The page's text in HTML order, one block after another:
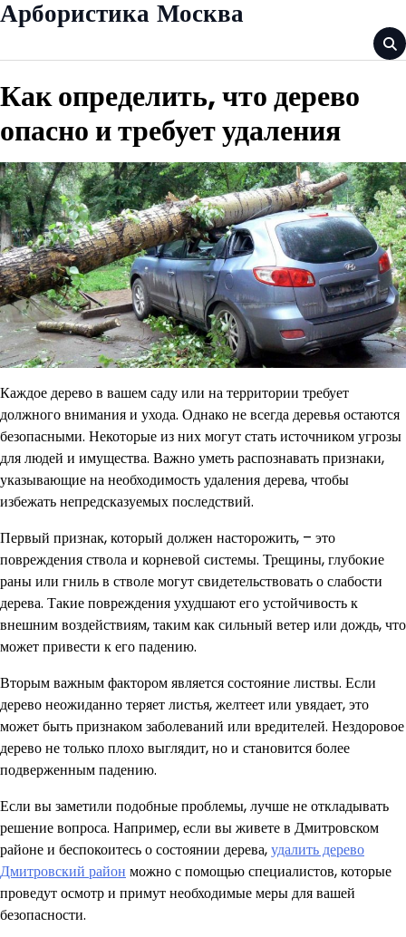
Skip
Арбористика Москва
Как определить, что дерево
опасно и требует удаления
Каждое дерево в вашем саду или на территории требует
должного внимания и ухода. Однако не всегда деревья остаются
безопасными. Некоторые из них могут стать источником угрозы
для людей и имущества. Важно уметь распознавать признаки,
указывающие на необходимость удаления дерева, чтобы
избежать непредсказуемых последствий.
Первый признак, который должен насторожить, – это
повреждения ствола и корневой системы. Трещины, глубокие
раны или гниль в стволе могут свидетельствовать о слабости
дерева. Такие повреждения ухудшают его устойчивость к
внешним воздействиям, таким как сильный ветер или дождь, что
может привести к его падению.
Вторым важным фактором является состояние листвы. Если
дерево неожиданно теряет листья, желтеет или увядает, это
может быть признаком заболеваний или вредителей. Нездоровое
дерево не только плохо выглядит, но и становится более
подверженным падению.
Если вы заметили подобные проблемы, лучше не откладывать
решение вопроса. Например, если вы живете в Дмитровском
районе и беспокоитесь о состоянии дерева,удалить дерево
Дмитровский район можно с помощью специалистов, которые
проведут осмотр и примут необходимые меры для вашей
безопасности.